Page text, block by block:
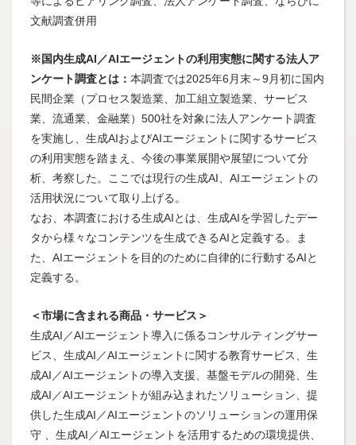
.業種別年間投資額
従業員規模別年間投資額
文献調査併用
※国内生成AI／AIエージェントの利用実態に関する法人ア
ンケート調査とは： 本調査では2025年6月末～9月初に国内
民間企業（プロセス製造業、加工組立製造業、サービス
業、流通業、金融業）500社を対象に法人アンケート調査
を実施し、生成AIおよびAIエージェントに関するサービス
の利用実態を踏まえ、今後の事業展開や展望について分
析、考察した。ここでは現行の生成AI、AIエージェントの
活用状況について取り上げる。
なお、本調査における生成AIとは、生成AIを学習したデー
タから様々なコンテンツを生成できるAIと定義する。ま
た、AIエージェントを目的のために自律的に行動するAIと
定義する。
＜市場に含まれる商品・サービス＞
生成AI／AIエージェント導入に係るコンサルティングサー
ビス、生成AI／AIエージェントに関する教育サービス、生
成AI／AIエージェントの導入支援、基盤モデルの開発、生
成AI／AIエージェントが組み込まれたソリューション、提
供した生成AI／AIエージェントのソリューションの運用保
守 、生成AI／AIエージェントを活用するための環境提供、